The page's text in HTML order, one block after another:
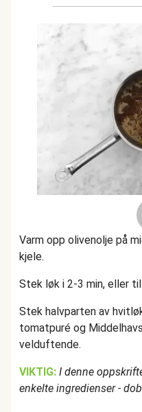
Varm opp olivenolje på
kjele.
Stek løk i 2-3 min, eller
Stek halvparten av
tomatpuré og
velduftende.
VIKTIG: I denne
enkelte ingredienser -